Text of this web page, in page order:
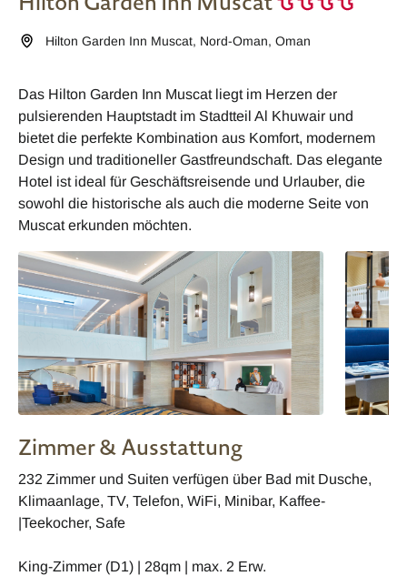
Hilton Garden Inn Muscat, Nord-Oman,Oman
Das Hilton Garden Inn Muscat liegt im Herzen der
pulsierenden Hauptstadt im Stadtteil Al Khuwair und
bietet die perfekte Kombination aus Komfort, modernem
Design und traditioneller Gastfreundschaft. Das elegante
Hotel ist ideal für Geschäftsreisende und Urlauber, die
sowohl die historische als auch die moderne Seite von
Muscat erkunden möchten.
Zimmer & Ausstattung
232 Zimmer und Suiten verfügen über Bad mit Dusche,
Klimaanlage, TV, Telefon, WiFi, Minibar, Kaffee-
|Teekocher, Safe
King-Zimmer (D1) | 28qm | max. 2 Erw.